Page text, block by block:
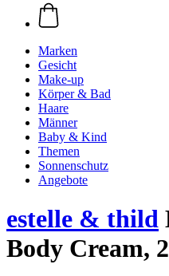
Marken
Gesicht
Make-up
Körper & Bad
Haare
Männer
Baby & Kind
Themen
Sonnenschutz
Angebote
estelle & thild
Body Cream,